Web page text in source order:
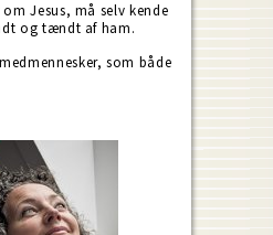
Jesus, må selv kende
og tændt af ham.
som både